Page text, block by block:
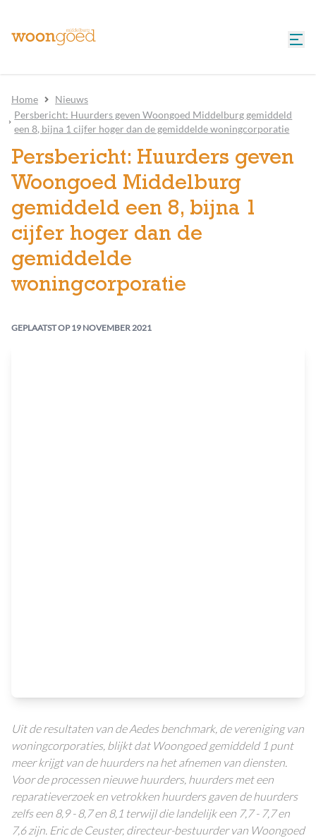
Home
Nieuws
Persbericht: Huurders geven Woongoed Middelburg gemiddeld
een 8, bijna 1 cijfer hoger dan de gemiddelde woningcorporatie
Persbericht: Huurders geven
Woongoed Middelburg
gemiddeld een 8, bijna 1
cijfer hoger dan de
gemiddelde
woningcorporatie
GEPLAATST OP 19 NOVEMBER 2021
Uit de resultaten van de Aedes benchmark, de vereniging van
woningcorporaties, blijkt dat Woongoed gemiddeld 1 punt
meer krijgt van de huurders na het afnemen van diensten.
Voor de processen nieuwe huurders, huurders met een
reparatieverzoek en vetrokken huurders gaven de huurders
zelfs een 8,9 - 8,7 en 8,1 terwijl die landelijk een 7,7 - 7,7 en
7,6 zijn. Eric de Ceuster, directeur-bestuurder van Woongoed